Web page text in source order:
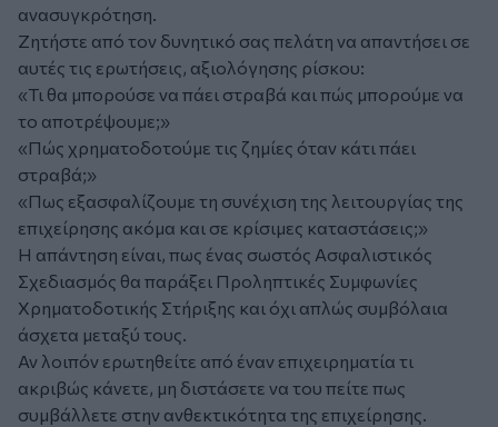
ανασυγκρότηση.
Ζητήστε από τον δυνητικό σας πελάτη να απαντήσει σε
αυτές τις ερωτήσεις, αξιολόγησης ρίσκου:
«Τι θα μπορούσε να πάει στραβά και πώς μπορούμε να
το αποτρέψουμε;»
«Πώς χρηματοδοτούμε τις ζημίες όταν κάτι πάει
στραβά;»
«Πως εξασφαλίζουμε τη συνέχιση της λειτουργίας της
επιχείρησης ακόμα και σε κρίσιμες καταστάσεις;»
Η απάντηση είναι, πως ένας σωστός Ασφαλιστικός
Σχεδιασμός θα παράξει Προληπτικές Συμφωνίες
Χρηματοδοτικής Στήριξης και όχι απλώς συμβόλαια
άσχετα μεταξύ τους.
Αν λοιπόν ερωτηθείτε από έναν επιχειρηματία τι
ακριβώς κάνετε, μη διστάσετε να του πείτε πως
συμβάλλετε στην ανθεκτικότητα της επιχείρησης.